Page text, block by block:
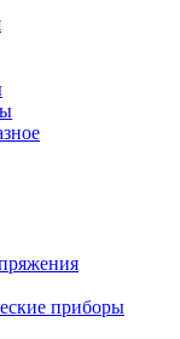
приборы